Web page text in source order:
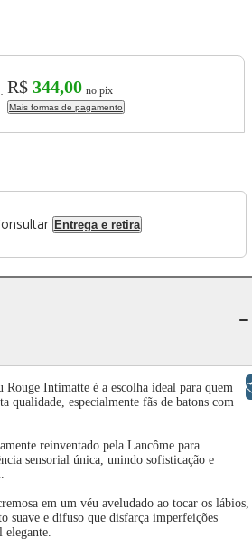
R$ 344,00 no pix
Mais formas de pagamento
Entrega e retira
Intimatte é a escolha ideal para quem
qualidade, especialmente fãs de batons com
reinventado pela Lancôme para
sensorial única, unindo sofisticação e
em um véu aveludado ao tocar os lábios,
suave e difuso que disfarça imperfeições
elegante.
Libras